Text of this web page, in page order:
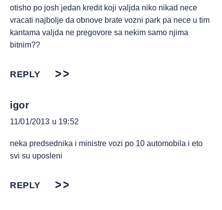
otisho po josh jedan kredit koji valjda niko nikad nece
vracati najbolje da obnove brate vozni park pa nece u tim
kantama valjda ne pregovore sa nekim samo njima
bitnim??
REPLY
igor
11/01/2013 u 19:52
neka predsednika i ministre vozi po 10 automobila i eto
svi su uposleni
REPLY